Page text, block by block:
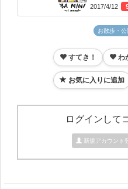
2017/4/12
お散歩・公
すてき！ わ
お気に入りに追加
ログインして
新規アカウント